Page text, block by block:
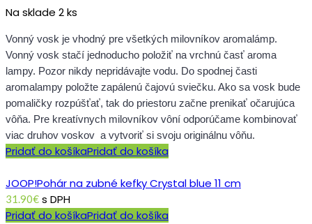
Na sklade 2 ks
Vonný vosk je vhodný pre všetkých milovníkov aromalámp.
Vonný vosk stačí jednoducho položiť na vrchnú časť aroma
lampy. Pozor nikdy nepridávajte vodu. Do spodnej časti
aromalampy položte zapálenú čajovú sviečku. Ako sa vosk bude
pomaličky rozpúšťať, tak do priestoru začne prenikať očarujúca
vôňa. Pre kreatívnych milovníkov vôní odporúčame kombinovať
viac druhov voskov a vytvoriť si svoju originálnu vôňu.
Pridať do košíkaPridať do košíka
JOOP!Pohár na zubné kefky Crystal blue 11 cm
31.90€ s DPH
Pridať do košíkaPridať do košíka